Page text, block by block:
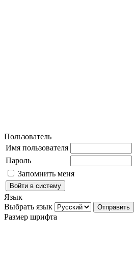
Пользователь
Имя пользователя
Пароль
Запомнить меня
Язык
Выбрать язык
Размер шрифта